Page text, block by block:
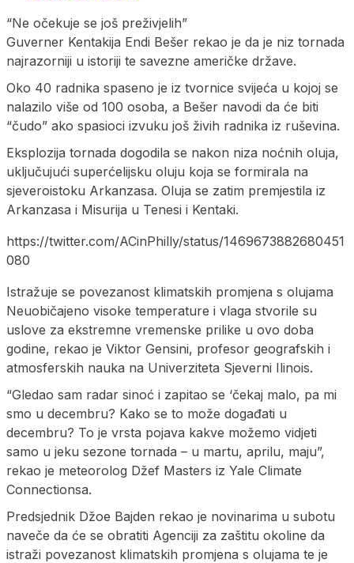
“Ne očekuje se još preživjelih”
Guverner Kentakija Endi Bešer rekao je da je niz tornada
najrazorniji u istoriji te savezne američke države.
Oko 40 radnika spaseno je iz tvornice svijeća u kojoj se
nalazilo više od 100 osoba, a Bešer navodi da će biti
“čudo” ako spasioci izvuku još živih radnika iz ruševina.
Eksplozija tornada dogodila se nakon niza noćnih oluja,
uključujući superćelijsku oluju koja se formirala na
sjeveroistoku Arkanzasa. Oluja se zatim premjestila iz
Arkanzasa i Misurija u Tenesi i Kentaki.
https://twitter.com/ACinPhilly/status/1469673882680451
080
Istražuje se povezanost klimatskih promjena s olujama
Neuobičajeno visoke temperature i vlaga stvorile su
uslove za ekstremne vremenske prilike u ovo doba
godine, rekao je Viktor Gensini, profesor geografskih i
atmosferskih nauka na Univerziteta Sjeverni Ilinois.
“Gledao sam radar sinoć i zapitao se ‘čekaj malo, pa mi
smo u decembru? Kako se to može događati u
decembru? To je vrsta pojava kakve možemo vidjeti
samo u jeku sezone tornada – u martu, aprilu, maju”,
rekao je meteorolog Džef Masters iz Yale Climate
Connectionsa.
Predsjednik Džoe Bajden rekao je novinarima u subotu
naveče da će se obratiti Agenciji za zaštitu okoline da
istraži povezanost klimatskih promjena s olujama te je